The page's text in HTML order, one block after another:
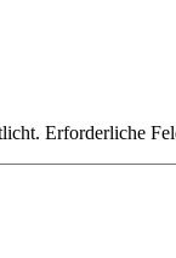
Erforderliche